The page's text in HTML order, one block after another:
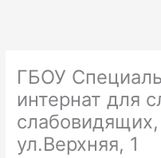
ГБОУ
интернат для
ул.Верхняя, 1